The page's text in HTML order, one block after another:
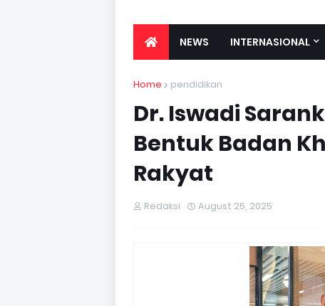
NEWS INTERNASIONAL
Home pendidikan
Dr. Iswadi
Bentuk Badan
Rakyat
Redaksi August 25, 2025